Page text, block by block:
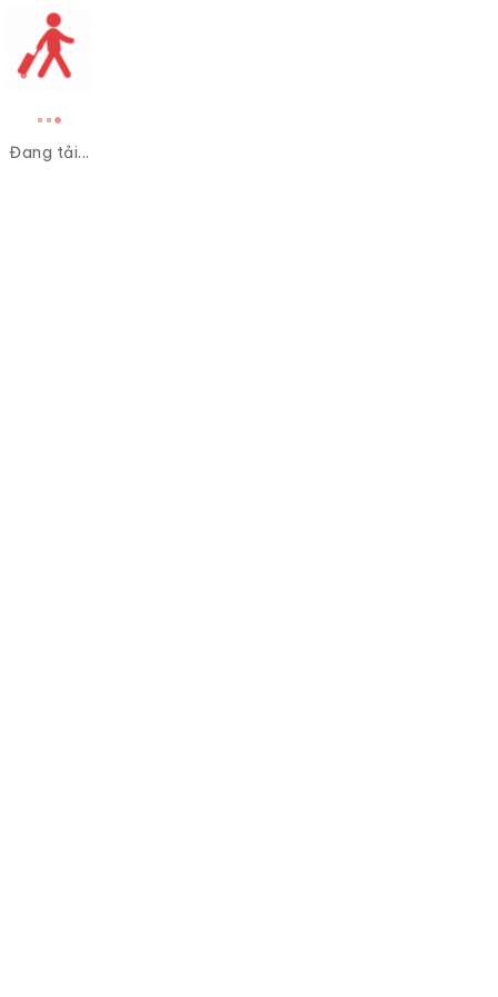
Đang tải...